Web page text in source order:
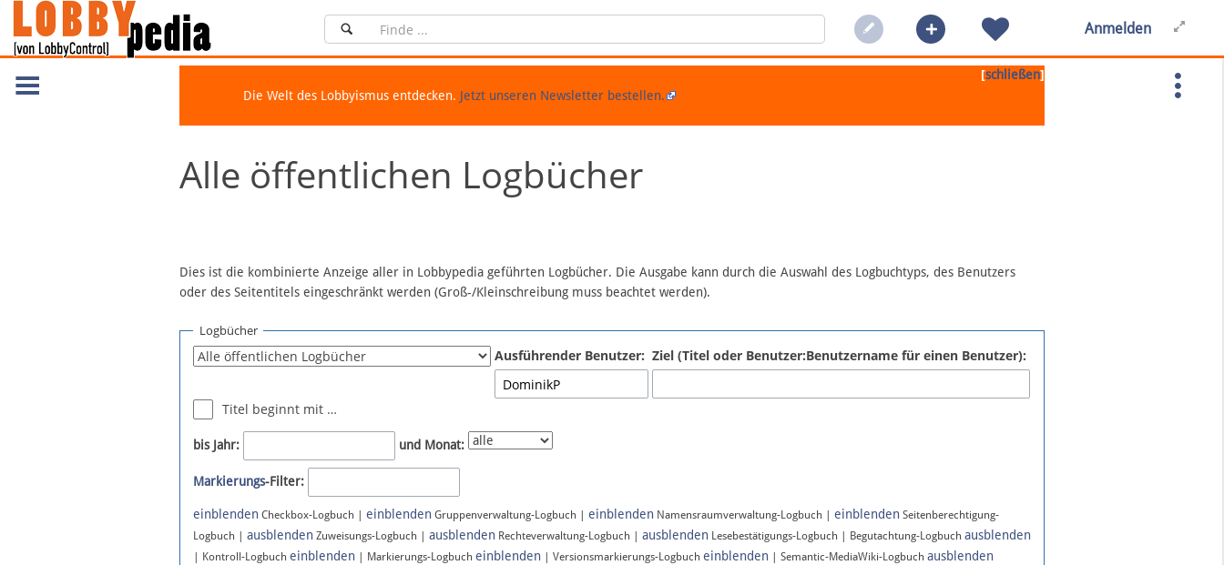
Anmelden
[schließen]
Die Welt des Lobbyismus entdecken. Jetzt unseren Newsletter bestellen.
Alle öffentlichen Logbücher
Dies ist die kombinierte Anzeige aller in Lobbypedia geführten Logbücher. Die Ausgabe kann durch die Auswahl des Logbuchtyps, des Benutzers
oder des Seitentitels eingeschränkt werden (Groß-/Kleinschreibung muss beachtet werden).
Logbücher
Ausführender Benutzer: Ziel (Titel oder Benutzer:Benutzername für einen Benutzer):
Titel beginnt mit …
bis Jahr: und Monat:
Markierungs-Filter:
einblenden Checkbox-Logbuch | einblenden Gruppenverwaltung-Logbuch | einblenden Namensraumverwaltung-Logbuch | einblenden Seitenberechtigung-
Logbuch | ausblenden Zuweisungs-Logbuch | ausblenden Rechteverwaltung-Logbuch | ausblenden Lesebestätigungs-Logbuch | Begutachtung-Logbuch ausblenden
| Kontroll-Logbuch einblenden | Markierungs-Logbuch einblenden | Versionsmarkierungs-Logbuch einblenden | Semantic-MediaWiki-Logbuch ausblenden